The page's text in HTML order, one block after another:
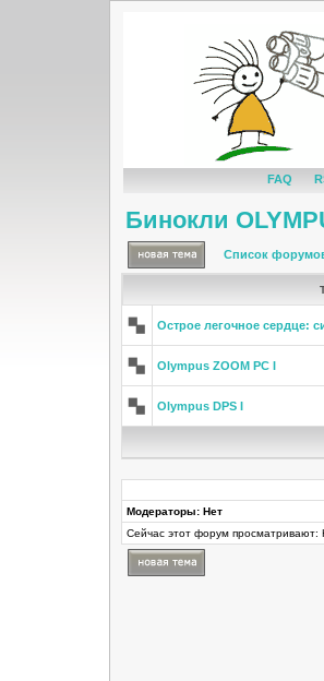
FAQ
Бинокли
Список
Острое легочное сердце:
Olympus ZOOM PC I
Olympus DPS I
Модераторы: Нет
Сейчас этот форум просматривают: